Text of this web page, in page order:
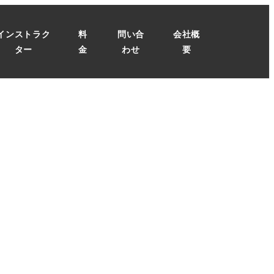
ンストラク
ター
料
金
問い合
わせ
会社概
要